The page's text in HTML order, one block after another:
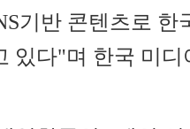
기반 콘텐츠로 한
있다"며 한국 미